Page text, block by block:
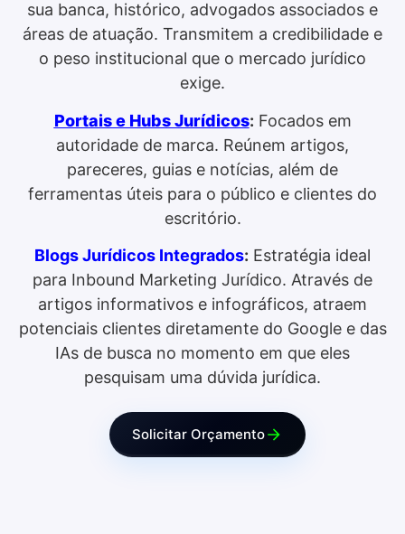
sua banca, histórico, advogados associados e
áreas de atuação. Transmitem a credibilidade e
o peso institucional que o mercado jurídico
exige.
Portais e Hubs Jurídicos: Focados em
autoridade de marca. Reúnem artigos,
pareceres, guias e notícias, além de
ferramentas úteis para o público e clientes do
escritório.
Blogs Jurídicos Integrados: Estratégia ideal
para Inbound Marketing Jurídico. Através de
artigos informativos e infográficos, atraem
potenciais clientes diretamente do Google e das
IAs de busca no momento em que eles
pesquisam uma dúvida jurídica.
Solicitar Orçamento